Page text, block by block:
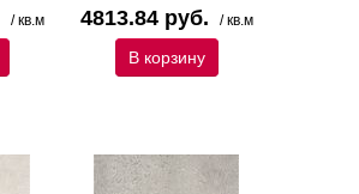
/ кв.м 4813.84 руб. / кв.м
В корзину